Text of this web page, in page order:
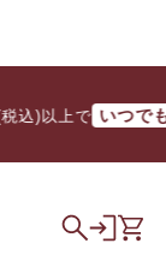
上で いつでも 送